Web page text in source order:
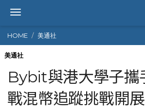
T
g
g
l
n
a
v
i
HOME 美通社
美通社
Bybit與港大學子攜
戰混幣追蹤挑戰開